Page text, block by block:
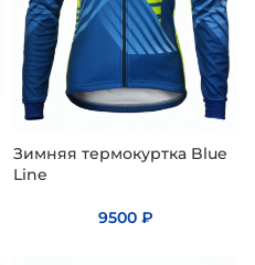
Зимняя термокуртка Blue
Line
9500 ₽